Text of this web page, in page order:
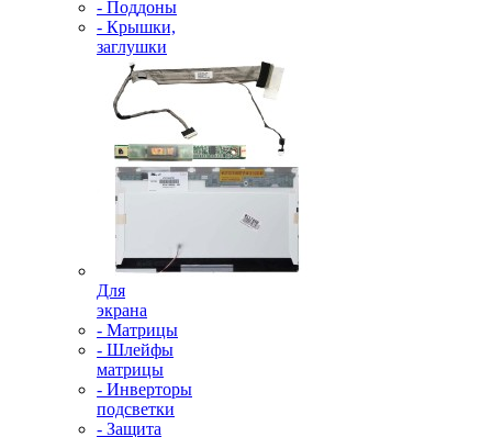
- Поддоны
- Крышки,
заглушки
Для
экрана
- Матрицы
- Шлейфы
матрицы
- Инверторы
подсветки
- Защита